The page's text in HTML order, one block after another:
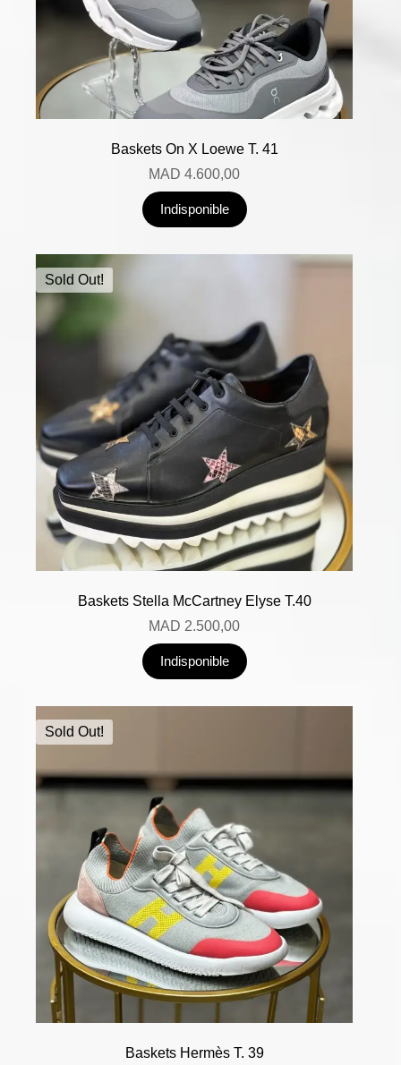
Baskets On X Loewe T. 41
MAD 4.600,00
Indisponible
Sold Out!
Baskets Stella McCartney Elyse T.40
MAD 2.500,00
Indisponible
Sold Out!
Baskets Hermès T. 39